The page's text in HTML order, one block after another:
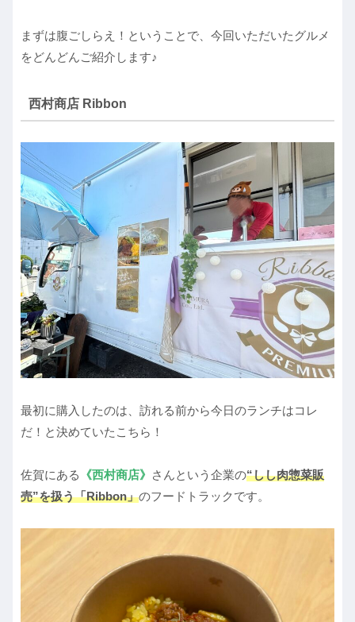
まずは腹ごしらえ！ということで、今回いただいたグルメ
をどんどんご紹介します♪
西村商店 Ribbon
最初に購入したのは、訪れる前から今日のランチはコレ
だ！と決めていたこちら！
佐賀にある 《西村商店》 さんという企業の“しし肉惣菜販
売”を扱う「Ribbon」のフードトラックです。